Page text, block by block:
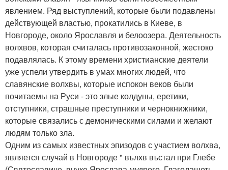
явлением. Ряд выступлений, которые были подавлены
действующей властью, прокатились в Киеве, в
Новгороде, около Ярославля и белоозера. Деятельность
волхвов, которая считалась противозаконной, жестоко
подавлялась. К этому времени христианские деятели
уже успели утвердить в умах многих людей, что
славянские волхвы, которые испокон веков были
почитаемы на Руси - это злые колдуны, еретики,
отступники, страшные преступники и чернокнижники,
которые связались с демоническими силами и желают
людям только зла.
Одним из самых известных эпизодов с участием волхва,
является случай в Новгороде " вълхв въстал при Глебе